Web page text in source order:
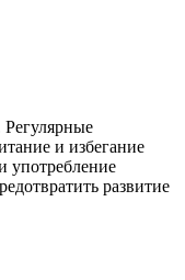
и избегание
употребление
развитие